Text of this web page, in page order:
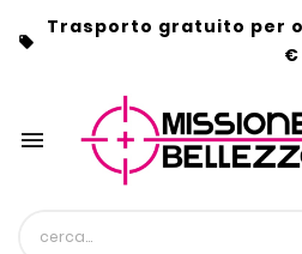

Trasporto gratuito per
€
